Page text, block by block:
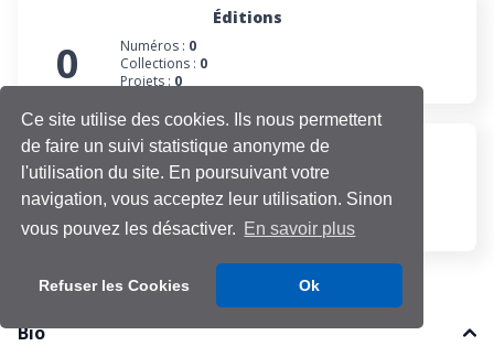
Ce site utilise des cookies. Ils nous permettent
de faire un suivi statistique anonyme de
l'utilisation du site. En poursuivant votre
navigation, vous acceptez leur utilisation. Sinon
vous pouvez les désactiver. En savoir plus
Refuser les Cookies Ok
Éditions
0 Numéros : 0
Collections : 0
Projets : 0
Participations
0 Évaluations :0
Projets :0
Cours :0
Discussions :0
Bio